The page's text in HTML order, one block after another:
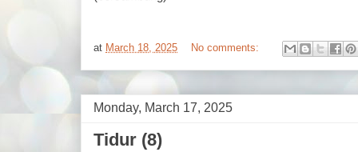
at March 18, 2025 No comments:
Monday, March 17, 2025
Tidur (8)